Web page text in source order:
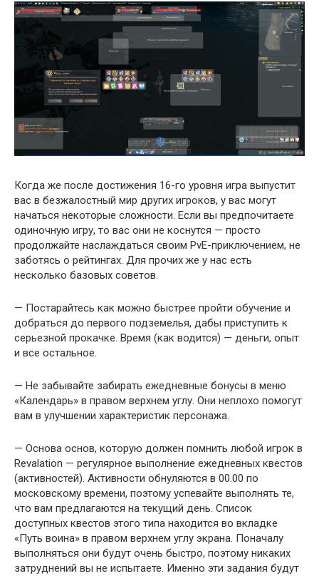
Когда же после достижения 16-го уровня игра выпустит
вас в безжалостный мир других игроков, у вас могут
начаться некоторые сложности. Если вы предпочитаете
одиночную игру, то вас они не коснутся — просто
продолжайте наслаждаться своим PvE-приключением, не
заботясь о рейтингах. Для прочих же у нас есть
несколько базовых советов.
— Постарайтесь как можно быстрее пройти обучение и
добраться до первого подземелья, дабы приступить к
серьезной прокачке. Время (как водится) — деньги, опыт
и все остальное.
— Не забывайте забирать ежедневные бонусы в меню
«Календарь» в правом верхнем углу. Они неплохо помогут
вам в улучшении характеристик персонажа.
— Основа основ, которую должен помнить любой игрок в
Revalation — регулярное выполнение ежедневных квестов
(активностей). Активности обнуляются в 00.00 по
московскому времени, поэтому успевайте выполнять те,
что вам предлагаются на текущий день. Список
доступных квестов этого типа находится во вкладке
«Путь воина» в правом верхнем углу экрана. Поначалу
выполняться они будут очень быстро, поэтому никаких
затруднений вы не испытаете. Именно эти задания будут